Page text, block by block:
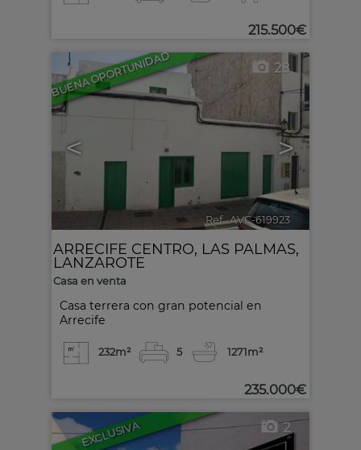
215.500€
BUENA OPORTUNIDAD
< >
28
Ref.. AVC-619923
Casa terrera con gran potencial en
Arrecife
ARRECIFE CENTRO, LAS PALMAS,
LANZAROTE
Casa en venta
232m² 5 1271m²
235.000€
EXCLUSIVA 2